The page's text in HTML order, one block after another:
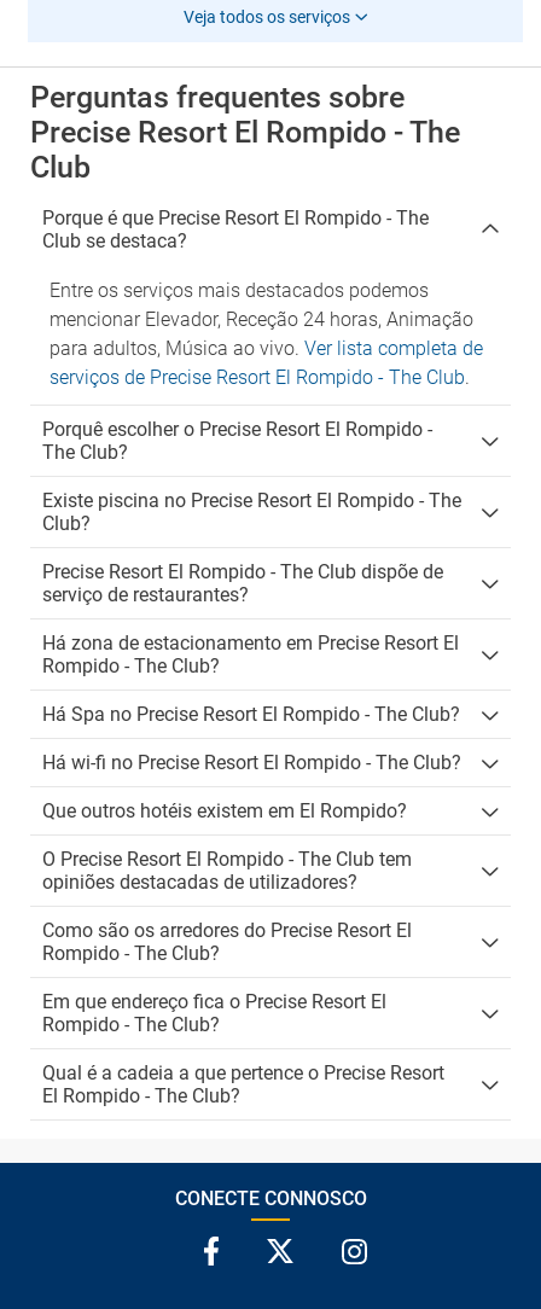
Veja todos os serviços
Perguntas frequentes sobre
Precise Resort El Rompido - The
Club
Porque é que Precise Resort El Rompido - The
Club se destaca?
Entre os serviços mais destacados podemos
mencionar Elevador, Receção 24 horas, Animação
para adultos, Música ao vivo. Ver lista completa de
serviços de Precise Resort El Rompido - The Club.
Porquê escolher o Precise Resort El Rompido -
The Club?
Existe piscina no Precise Resort El Rompido - The
Club?
Precise Resort El Rompido - The Club dispõe de
serviço de restaurantes?
Há zona de estacionamento em Precise Resort El
Rompido - The Club?
Há Spa no Precise Resort El Rompido - The Club?
Há wi-fi no Precise Resort El Rompido - The Club?
Que outros hotéis existem em El Rompido?
O Precise Resort El Rompido - The Club tem
opiniões destacadas de utilizadores?
Como são os arredores do Precise Resort El
Rompido - The Club?
Em que endereço fica o Precise Resort El
Rompido - The Club?
Qual é a cadeia a que pertence o Precise Resort
El Rompido - The Club?
CONECTE CONNOSCO